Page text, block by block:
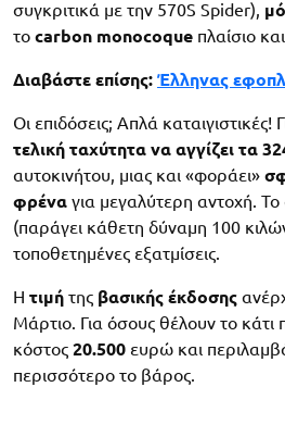
συγκριτικά με την 570S Spider),
το carbon monocoque πλαίσιο
Διαβάστε επίσης: Έλληνας
Οι επιδόσεις; Απλά καταιγιστικές!
τελική ταχύτητα να αγγίζει τα
αυτοκινήτου, μιας και «φοράει»
φρένα για μεγαλύτερη αντοχή.
(παράγει κάθετη δύναμη 100
τοποθετημένες εξατμίσεις.
Η τιμή της βασικής έκδοσης
Μάρτιο. Για όσους θέλουν το
κόστος 20.500 ευρώ και
περισσότερο το βάρος.